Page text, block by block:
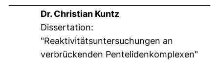
Dr. Christian Kuntz
Dissertation:
"Reaktivitätsuntersuchungen an
verbrückenden Pentelidenkomplexen"